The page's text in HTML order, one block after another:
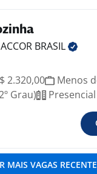
BRASIL
2.320,00
Menos
Grau)
Presencial
MAIS VAGAS